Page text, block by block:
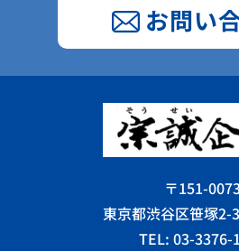
お問い
〒151-
東京都渋谷区笹塚2-
TEL: 03-3376-